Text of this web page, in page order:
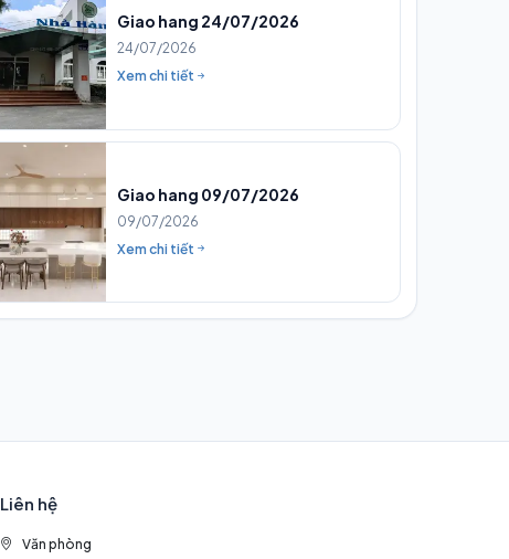
Giao hang 24/07/2026
24/07/2026
Xem chi tiết
Giao hang 09/07/2026
09/07/2026
Xem chi tiết
Liên hệ
Văn phòng